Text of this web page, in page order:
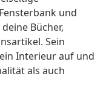
und
Bücher,
Sein
Interieur auf und
als auch